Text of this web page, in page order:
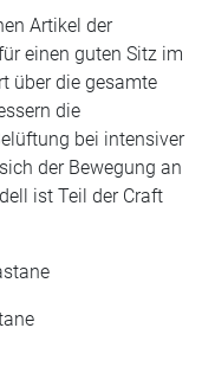
Artikel der
einen guten Sitz im
über die gesamte
die
bei intensiver
der Bewegung an
ist Teil der Craft